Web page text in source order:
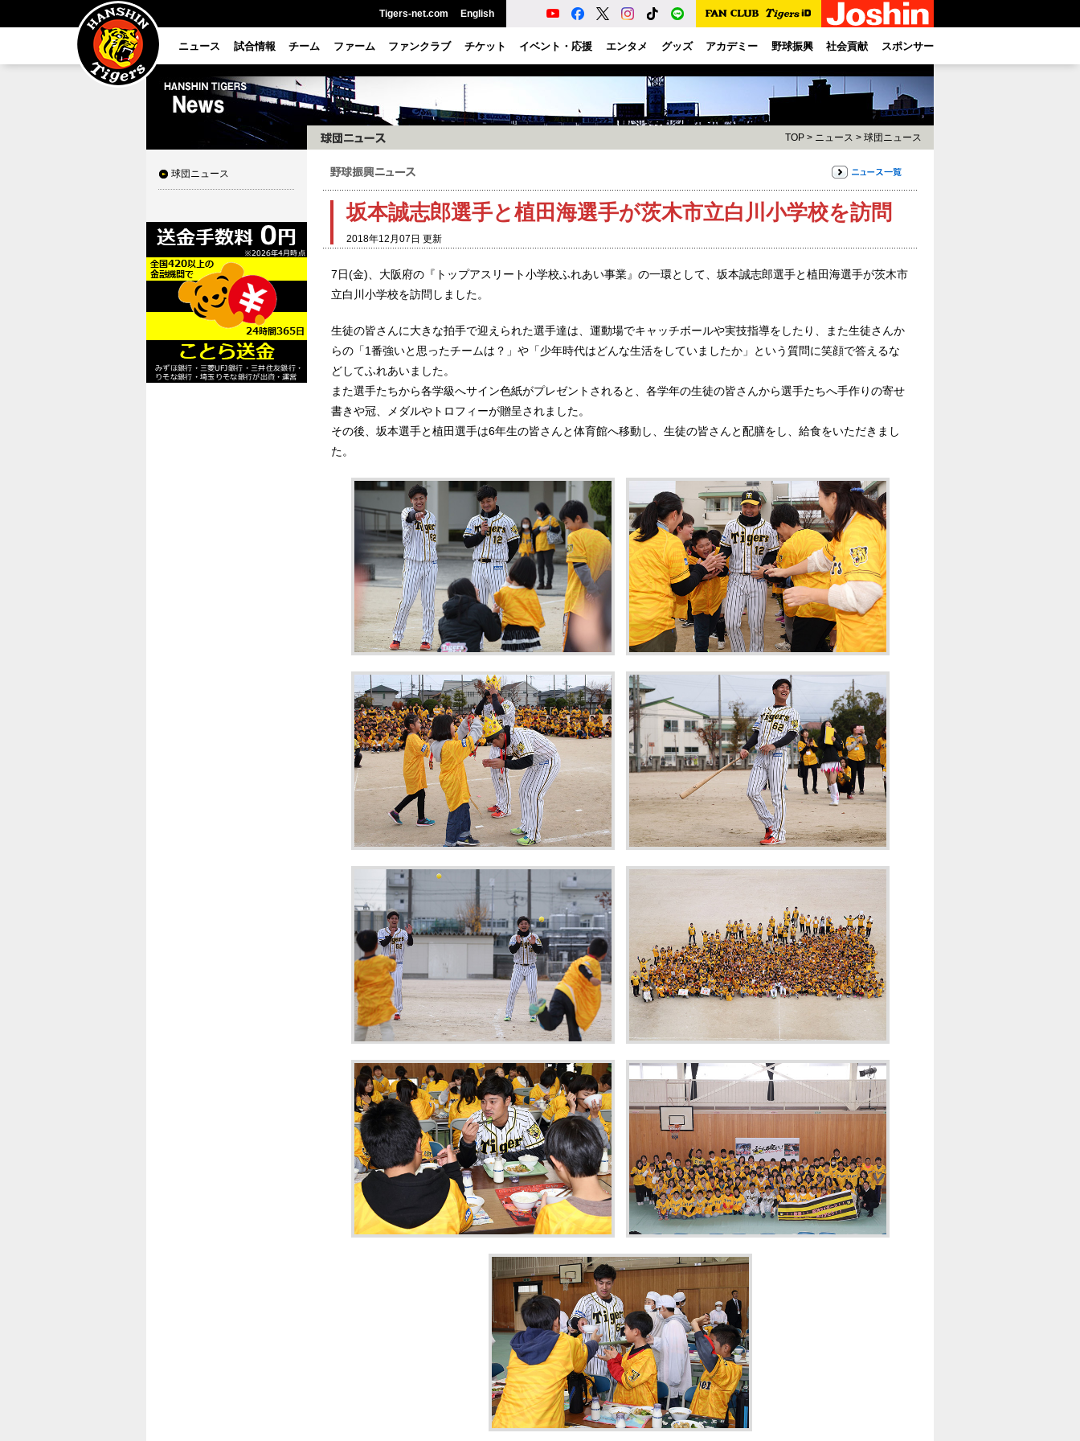
Tigers-net.com English
ニュース 試合情報 チーム ファーム ファンクラブ チケット イベント・応援 エンタメ グッズ アカデミー 野球振興 社会貢献 スポンサー
球団ニュース
TOP > ニュース > 球団ニュース
坂本誠志郎選手と植田海選手が茨木市立白川小学校を訪問
2018年12月07日 更新
7日(金)、大阪府の『トップアスリート小学校ふれあい事業』の一環として、坂本誠志郎選手と植田海選手が茨木市
立白川小学校を訪問しました。
生徒の皆さんに大きな拍手で迎えられた選手達は、運動場でキャッチボールや実技指導をしたり、また生徒さんか
らの「1番強いと思ったチームは？」や「少年時代はどんな生活をしていましたか」という質問に笑顔で答えるな
どしてふれあいました。
また選手たちから各学級へサイン色紙がプレゼントされると、各学年の生徒の皆さんから選手たちへ手作りの寄せ
書きや冠、メダルやトロフィーが贈呈されました。
その後、坂本選手と植田選手は6年生の皆さんと体育館へ移動し、生徒の皆さんと配膳をし、給食をいただきまし
た。